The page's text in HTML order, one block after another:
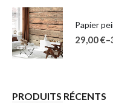
Papier
29,00€–
PRODUITS RÉCENTS